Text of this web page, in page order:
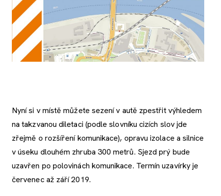
Nyní si v místě můžete sezení v autě zpestřit výhledem
na takzvanou diletaci (podle slovníku cizích slov jde
zřejmě o rozšíření komunikace), opravu izolace a silnice
v úseku dlouhém zhruba 300 metrů. Sjezd prý bude
uzavřen po polovinách komunikace. Termín uzavírky je
červenec až září 2019.